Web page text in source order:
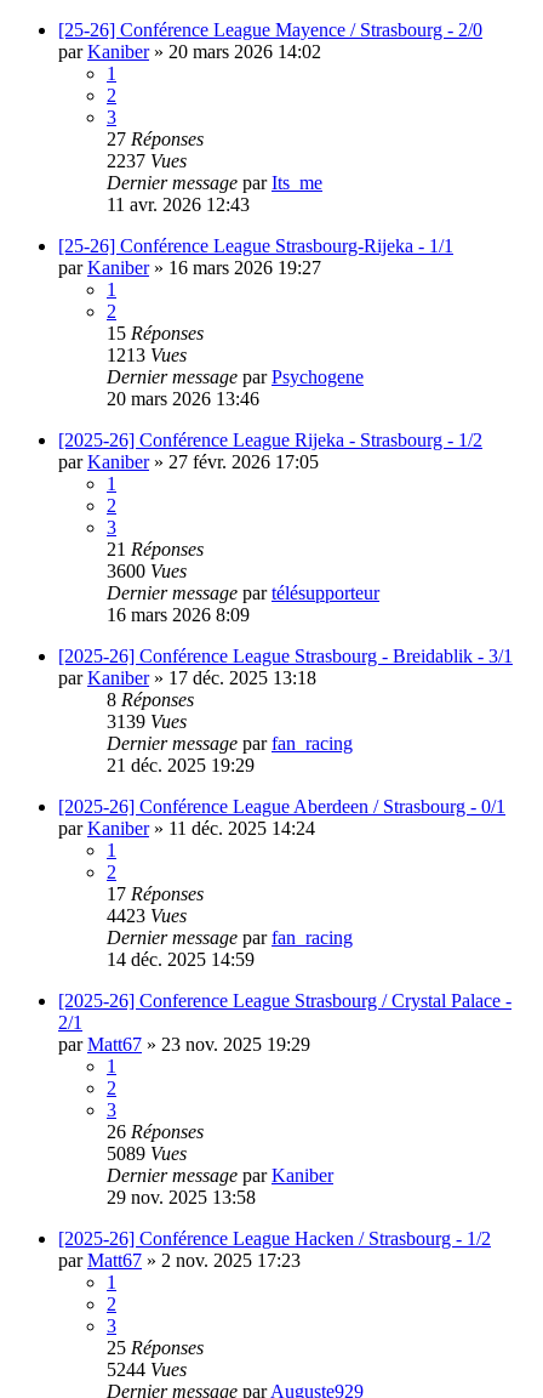
[25-26] Conférence League Mayence / Strasbourg - 2/0
parKaniber» 20 mars 2026 14:02
1
2
3
27 Réponses
2237 Vues
Dernier message parIts_me
11 avr. 2026 12:43
[25-26] Conférence League Strasbourg-Rijeka - 1/1
parKaniber» 16 mars 2026 19:27
1
2
15 Réponses
1213 Vues
Dernier message parPsychogene
20 mars 2026 13:46
[2025-26] Conférence League Rijeka - Strasbourg - 1/2
parKaniber» 27 févr. 2026 17:05
1
2
3
21 Réponses
3600 Vues
Dernier message partélésupporteur
16 mars 2026 8:09
[2025-26] Conférence League Strasbourg - Breidablik - 3/1
parKaniber» 17 déc. 2025 13:18
8 Réponses
3139 Vues
Dernier message parfan_racing
21 déc. 2025 19:29
[2025-26] Conférence League Aberdeen / Strasbourg - 0/1
parKaniber» 11 déc. 2025 14:24
1
2
17 Réponses
4423 Vues
Dernier message parfan_racing
14 déc. 2025 14:59
[2025-26] Conference League Strasbourg / Crystal Palace -
2/1
parMatt67 » 23 nov. 2025 19:29
1
2
3
26 Réponses
5089 Vues
Dernier message parKaniber
29 nov. 2025 13:58
[2025-26] Conférence League Hacken / Strasbourg - 1/2
parMatt67 » 2 nov. 2025 17:23
1
2
3
25 Réponses
5244 Vues
Dernier message parAuguste929